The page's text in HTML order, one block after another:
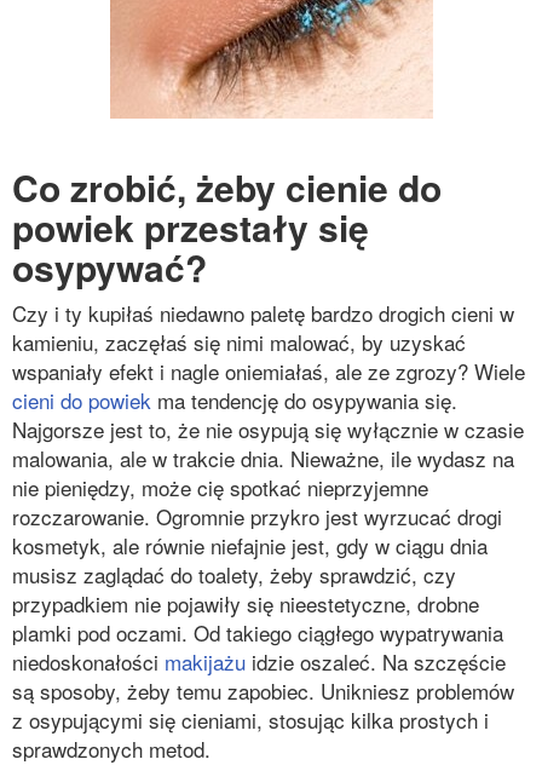
Co zrobić, żeby cienie do
powiek przestały się
osypywać?
Czy i ty kupiłaś niedawno paletę bardzo drogich cieni w
kamieniu, zaczęłaś się nimi malować, by uzyskać
wspaniały efekt i nagle oniemiałaś, ale ze zgrozy? Wiele
cieni do powiek ma tendencję do osypywania się.
Najgorsze jest to, że nie osypują się wyłącznie w czasie
malowania, ale w trakcie dnia. Nieważne, ile wydasz na
nie pieniędzy, może cię spotkać nieprzyjemne
rozczarowanie. Ogromnie przykro jest wyrzucać drogi
kosmetyk, ale równie niefajnie jest, gdy w ciągu dnia
musisz zaglądać do toalety, żeby sprawdzić, czy
przypadkiem nie pojawiły się nieestetyczne, drobne
plamki pod oczami. Od takiego ciągłego wypatrywania
niedoskonałości makijażu idzie oszaleć. Na szczęście
są sposoby, żeby temu zapobiec. Unikniesz problemów
z osypującymi się cieniami, stosując kilka prostych i
sprawdzonych metod.